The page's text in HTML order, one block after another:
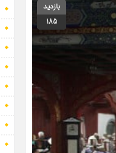
بازدید
185